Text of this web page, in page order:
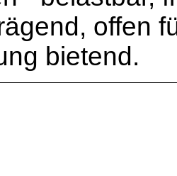
offen
bietend.